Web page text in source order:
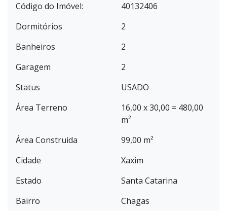
Código do Imóvel:
40132406
Dormitórios
2
Banheiros
2
Garagem
2
Status
USADO
Área Terreno
16,00 x 30,00 = 480,00
m²
Área Construida
99,00 m²
Cidade
Xaxim
Estado
Santa Catarina
Bairro
Chagas